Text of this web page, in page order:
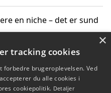
en niche – det er sund
og bestil med
×
tracking cookies
forbedre brugeroplevelsen. Ved
du alle cookies i
cookiepolitik. Detaljer